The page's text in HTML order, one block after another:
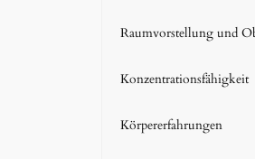
Raumvorstellung und
Konzentrationsfähigkeit
Körpererfahrungen